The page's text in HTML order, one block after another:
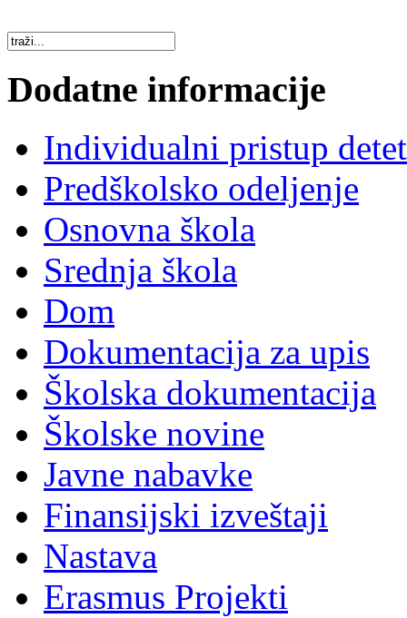
Dodatne informacije
Individualni pristup
Predškolsko odeljenje
Osnovna škola
Srednja škola
Dom
Dokumentacija za upis
Školska dokumentacija
Školske novine
Javne nabavke
Finansijski izveštaji
Nastava
Erasmus Projekti